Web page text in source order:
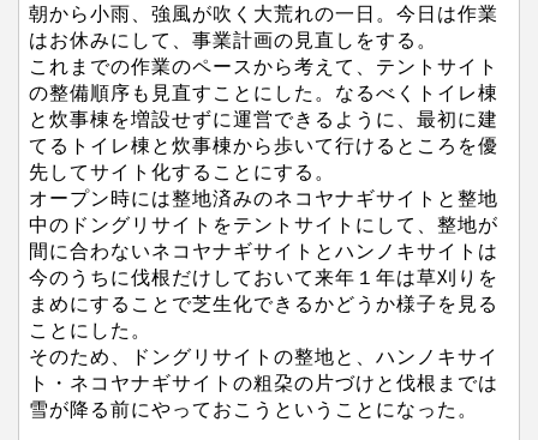
朝から小雨、強風が吹く大荒れの一日。今日は作業
はお休みにして、事業計画の見直しをする。
これまでの作業のペースから考えて、テントサイト
の整備順序も見直すことにした。なるべくトイレ棟
と炊事棟を増設せずに運営できるように、最初に建
てるトイレ棟と炊事棟から歩いて行けるところを優
先してサイト化することにする。
オープン時には整地済みのネコヤナギサイトと整地
中のドングリサイトをテントサイトにして、整地が
間に合わないネコヤナギサイトとハンノキサイトは
今のうちに伐根だけしておいて来年１年は草刈りを
まめにすることで芝生化できるかどうか様子を見る
ことにした。
そのため、ドングリサイトの整地と、ハンノキサイ
ト・ネコヤナギサイトの粗朶の片づけと伐根までは
雪が降る前にやっておこうということになった。